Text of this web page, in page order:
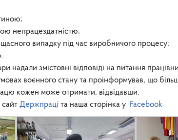
непрацездатністю;
випадку під час виробничого процесу;
надали змістовні відповіді на питання
воєнного стану та проінформував, що
кожен може отримати, відвідавши:
сайт Держпраці та наша сторінка у Facebook